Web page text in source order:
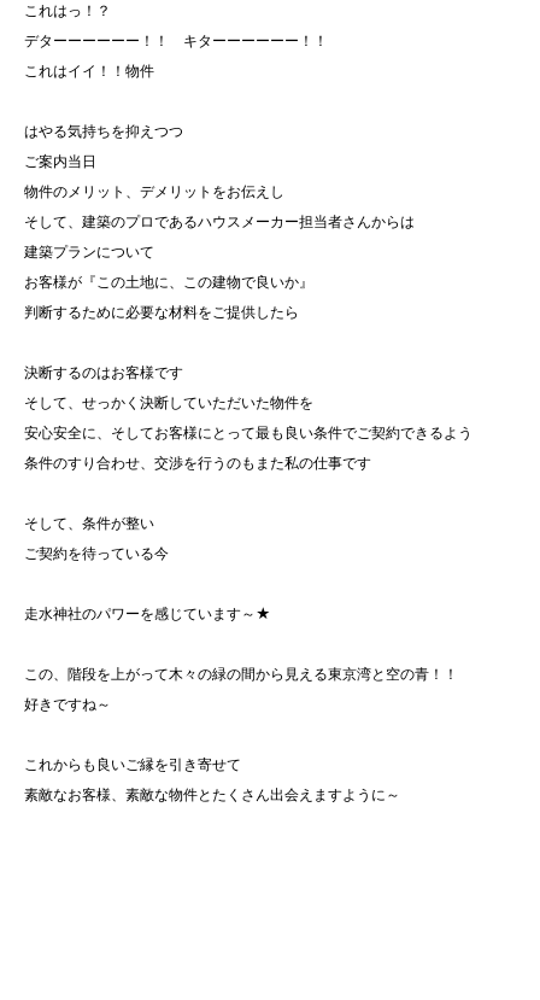
これはっ！？
デターーーーーー！！ キターーーーーー！！
これはイイ！！物件
はやる気持ちを抑えつつ
ご案内当日
物件のメリット、デメリットをお伝えし
そして、建築のプロであるハウスメーカー担当者さんからは
建築プランについて
お客様が『この土地に、この建物で良いか』
判断するために必要な材料をご提供したら
決断するのはお客様です
そして、せっかく決断していただいた物件を
安心安全に、そしてお客様にとって最も良い条件でご契約できるよう
条件のすり合わせ、交渉を行うのもまた私の仕事です
そして、条件が整い
ご契約を待っている今
走水神社のパワーを感じています～★
この、階段を上がって木々の緑の間から見える東京湾と空の青！！
好きですね～
これからも良いご縁を引き寄せて
素敵なお客様、素敵な物件とたくさん出会えますように～